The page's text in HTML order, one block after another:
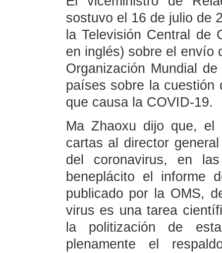
sostuvo el 16 de julio de
la Televisión Central de
en inglés) sobre el envío
Organización Mundial
países sobre la cuestión
que causa la COVID-19.
Ma Zhaoxu dijo que,
cartas al director
del coronavirus, en
beneplácito el informe
publicado por la OMS,
virus es una tarea
la politización de
plenamente el